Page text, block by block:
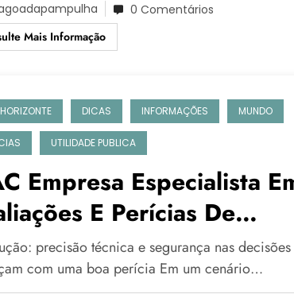
0 Comentários
Mais Informação
DICAS INFORMAÇÕES MUNDO
UTILIDADE PUBLICA
Empresa Especialista
E Perícias De
Em BH
precisão técnica e segurança nas decisões
com uma boa perícia Em um cenário…